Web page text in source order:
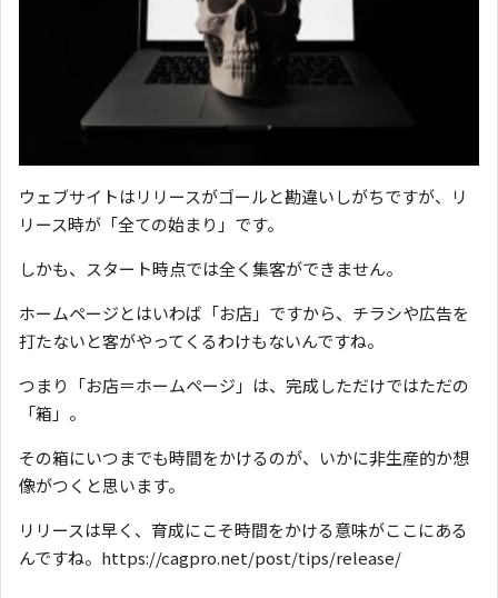
ウェブサイトはリリースがゴールと勘違いしがちですが、リ
リース時が「全ての始まり」です。
しかも、スタート時点では全く集客ができません。
ホームページとはいわば「お店」ですから、チラシや広告を
打たないと客がやってくるわけもないんですね。
つまり「お店＝ホームページ」は、完成しただけではただの
「箱」。
その箱にいつまでも時間をかけるのが、いかに非生産的か想
像がつくと思います。
リリースは早く、育成にこそ時間をかける意味がここにある
んですね。https://cagpro.net/post/tips/release/